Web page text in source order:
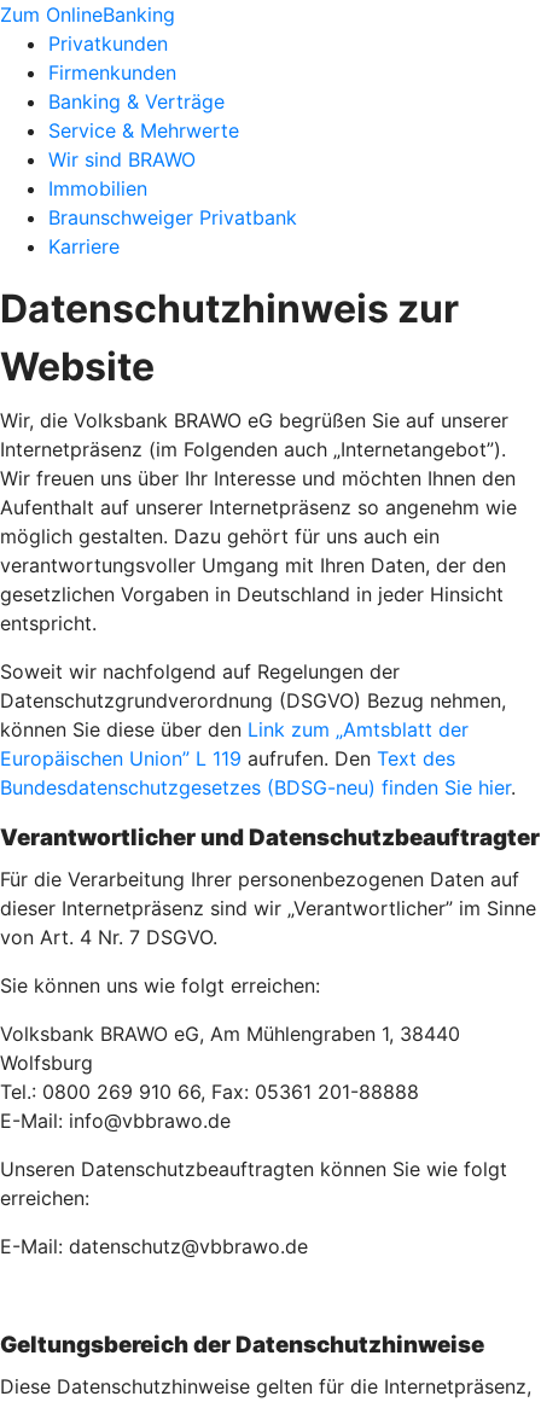
Zum OnlineBanking
Privatkunden
Firmenkunden
Banking & Verträge
Service & Mehrwerte
Wir sind BRAWO
Immobilien
Braunschweiger Privatbank
Karriere
Datenschutzhinweis zur
Website
Wir, die Volksbank BRAWO eG begrüßen Sie auf unserer
Internetpräsenz (im Folgenden auch „Internetangebot”).
Wir freuen uns über Ihr Interesse und möchten Ihnen den
Aufenthalt auf unserer Internetpräsenz so angenehm wie
möglich gestalten. Dazu gehört für uns auch ein
verantwortungsvoller Umgang mit Ihren Daten, der den
gesetzlichen Vorgaben in Deutschland in jeder Hinsicht
entspricht.
Soweit wir nachfolgend auf Regelungen der
Datenschutzgrundverordnung (DSGVO) Bezug nehmen,
können Sie diese über den Link zum „Amtsblatt der
Europäischen Union” L 119 aufrufen. Den Text des
Bundesdatenschutzgesetzes (BDSG-neu) finden Sie hier.
Verantwortlicher und Datenschutzbeauftragter
Für die Verarbeitung Ihrer personenbezogenen Daten auf
dieser Internetpräsenz sind wir „Verantwortlicher” im Sinne
von Art. 4 Nr. 7 DSGVO.
Sie können uns wie folgt erreichen:
Volksbank BRAWO eG, Am Mühlengraben 1, 38440
Wolfsburg
Tel.: 0800 269 910 66, Fax: 05361 201-88888
E-Mail: info@vbbrawo.de
Unseren Datenschutzbeauftragten können Sie wie folgt
erreichen:
E-Mail: datenschutz@vbbrawo.de
Geltungsbereich der Datenschutzhinweise
Diese Datenschutzhinweise gelten für die Internetpräsenz,